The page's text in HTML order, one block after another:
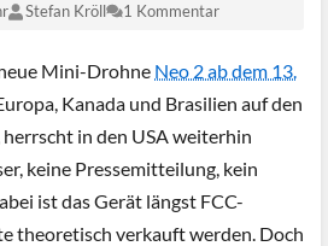
Stefan Kröll 1 Kommentar
Mini-Drohne Neo 2 ab dem 13.
Kanada und Brasilien auf den
in den USA weiterhin
keine Pressemitteilung, kein
ist das Gerät längst FCC-
theoretisch verkauft werden. Doch